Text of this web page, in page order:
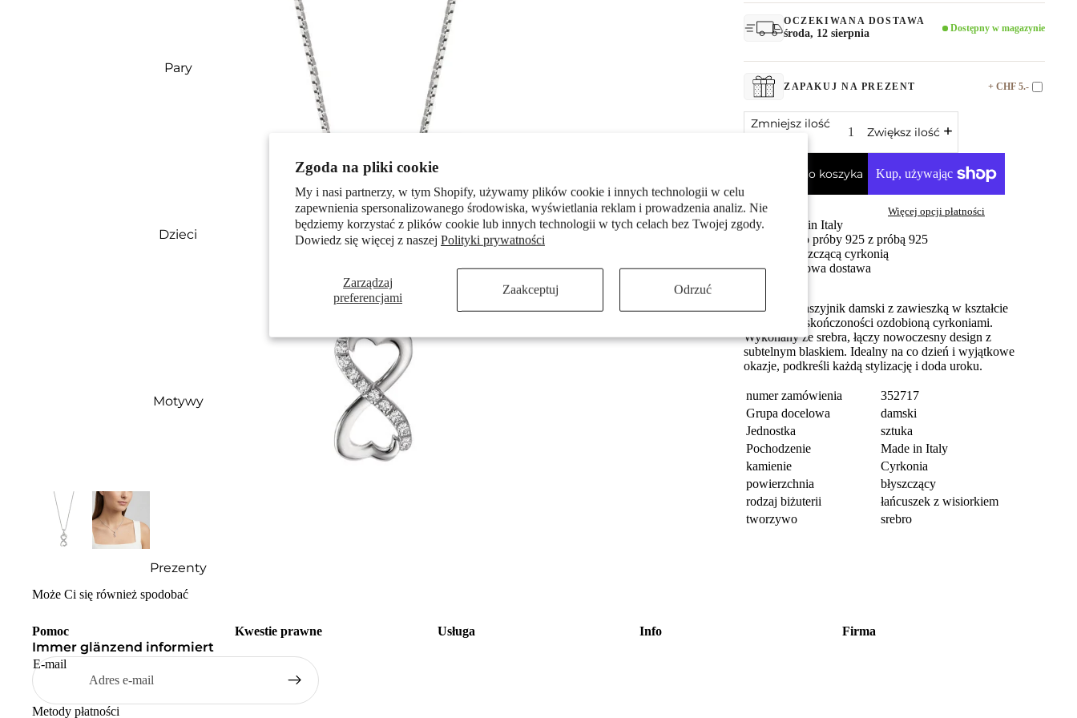
Zgoda na pliki cookie
My i nasi partnerzy, w tym Shopify, używamy plików cookie i innych technologii w celu
zapewnienia spersonalizowanego środowiska, wyświetlania reklam i prowadzenia analiz. Nie
będziemy korzystać z plików cookie lub innych technologii w tych celach bez Twojej zgody.
Dowiedz się więcej z naszej Polityki prywatności
Zarządzaj
preferencjami
Zaakceptuj Odrzuć
Pary
Dzieci
Motywy
Prezenty
OCZEKIWANA DOSTAWA
środa, 12 sierpnia Dostępny w magazynie
ZAPAKUJ NA PREZENT + CHF 5.-
Zmniejsz ilość
Zwiększ ilość
Dodaj do koszyka
Więcej opcji płatności
Made in Italy
Srebro próby 925 z próbą 925
Z błyszczącą cyrkonią
Darmowa dostawa
Elegancki naszyjnik damski z zawieszką w kształcie
symbolu nieskończoności ozdobioną cyrkoniami.
Wykonany ze srebra, łączy nowoczesny design z
subtelnym blaskiem. Idealny na co dzień i wyjątkowe
okazje, podkreśli każdą stylizację i doda uroku.
numer zamówienia
352717
Grupa docelowa
damski
Jednostka
sztuka
Pochodzenie
Made in Italy
kamienie
Cyrkonia
powierzchnia
błyszczący
rodzaj biżuterii
łańcuszek z wisiorkiem
tworzywo
srebro
Może Ci się również spodobać
Pomoc Kwestie prawne Usługa Info Firma
Immer glänzend informiert
E-mail
Metody płatności